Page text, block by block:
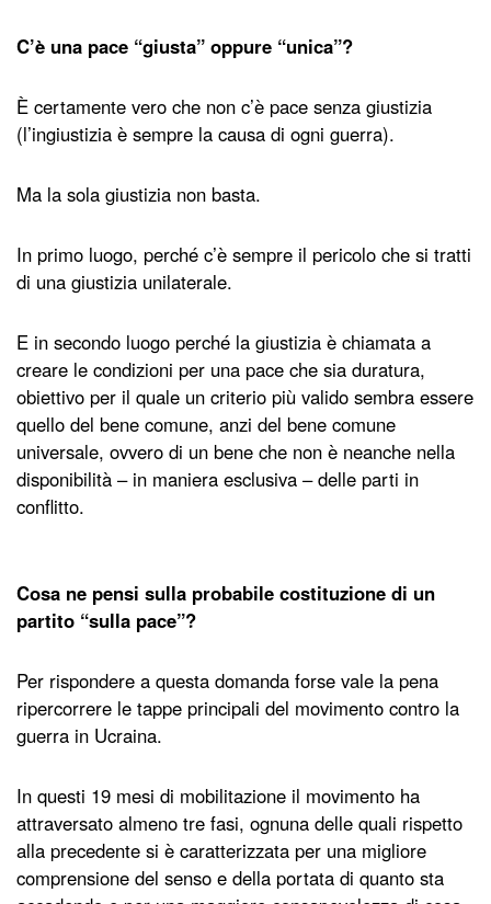
C’è una pace “giusta” oppure “unica”?
È certamente vero che non c’è pace senza giustizia
(l’ingiustizia è sempre la causa di ogni guerra).
Ma la sola giustizia non basta.
In primo luogo, perché c’è sempre il pericolo che si tratti
di una giustizia unilaterale.
E in secondo luogo perché la giustizia è chiamata a
creare le condizioni per una pace che sia duratura,
obiettivo per il quale un criterio più valido sembra essere
quello del bene comune, anzi del bene comune
universale, ovvero di un bene che non è neanche nella
disponibilità – in maniera esclusiva – delle parti in
conflitto.
Cosa ne pensi sulla probabile costituzione di un
partito “sulla pace”?
Per rispondere a questa domanda forse vale la pena
ripercorrere le tappe principali del movimento contro la
guerra in Ucraina.
In questi 19 mesi di mobilitazione il movimento ha
attraversato almeno tre fasi, ognuna delle quali rispetto
alla precedente si è caratterizzata per una migliore
comprensione del senso e della portata di quanto sta